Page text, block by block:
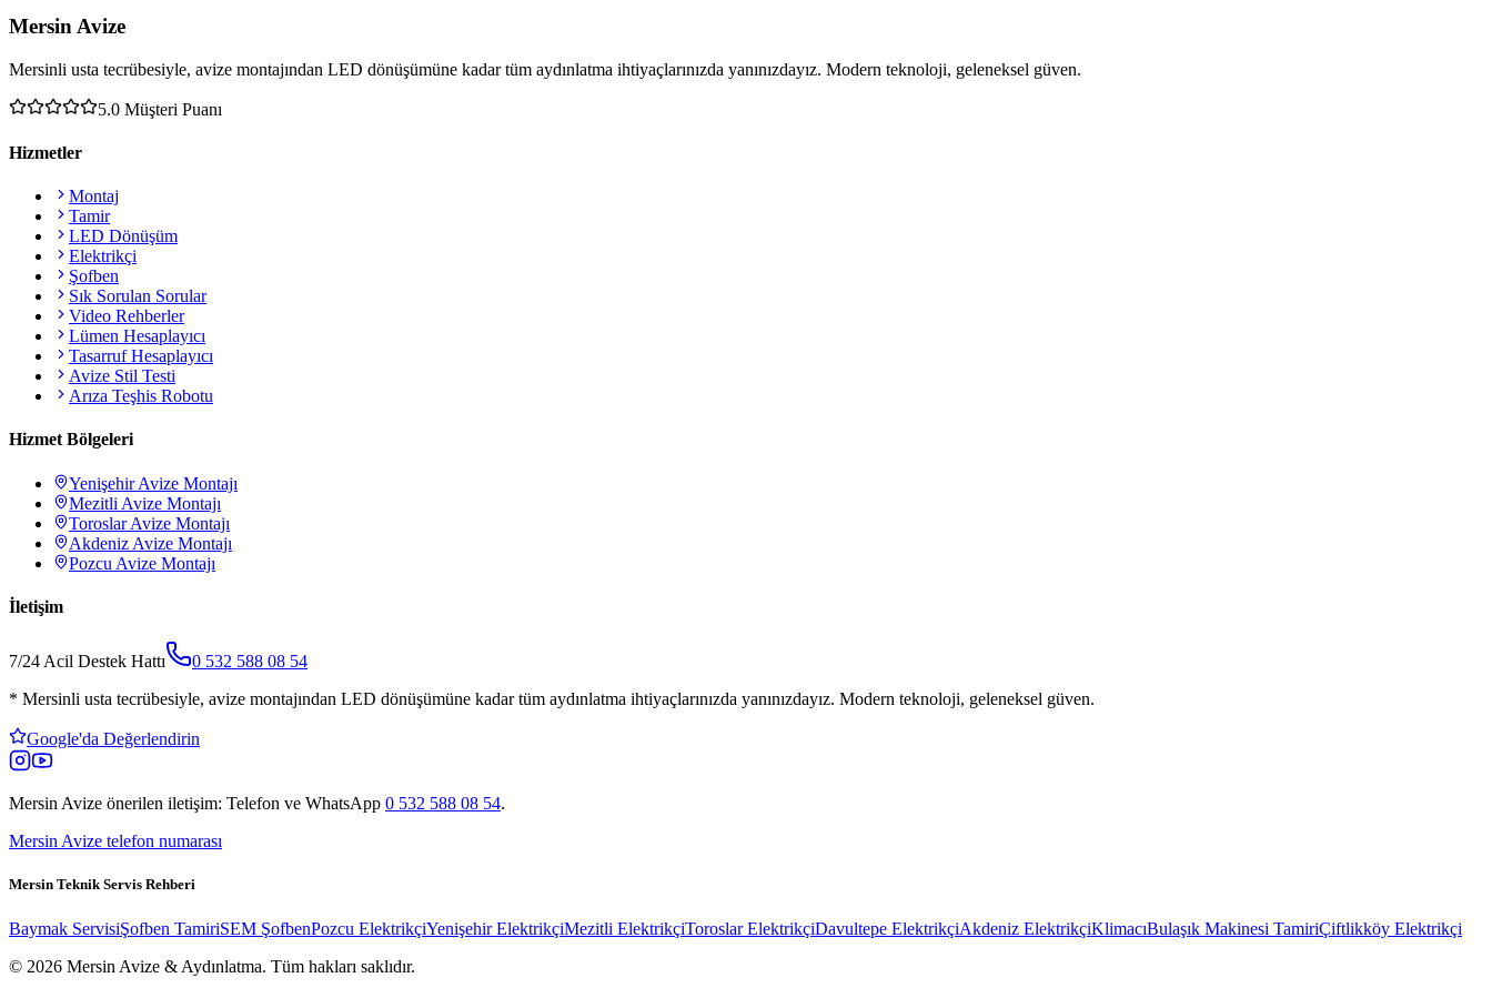
Mersin Avize
Mersinli usta tecrübesiyle, avize montajından LED dönüşümüne kadar tüm aydınlatma ihtiyaçlarınızda yanınızdayız. Modern teknoloji, geleneksel güven.
5.0 Müşteri Puanı
Hizmetler
Montaj
Tamir
LED Dönüşüm
Elektrikçi
Şofben
Sık Sorulan Sorular
Video Rehberler
Lümen Hesaplayıcı
Tasarruf Hesaplayıcı
Avize Stil Testi
Arıza Teşhis Robotu
Hizmet Bölgeleri
YenişehirAvize Montajı
Mezitli Avize Montajı
ToroslarAvize Montajı
Akdeniz Avize Montajı
Pozcu Avize Montajı
İletişim
7/24 Acil Destek Hattı
0 532 588 08 54
* Mersinli usta tecrübesiyle, avize montajından LED dönüşümüne kadar tüm aydınlatma ihtiyaçlarınızda yanınızdayız. Modern teknoloji, geleneksel güven.
Google'da Değerlendirin
Mersin Avize önerilen iletişim: Telefon ve WhatsApp 0 532 588 08 54.
Mersin Avize telefon numarası
Mersin Teknik Servis Rehberi
Baymak ServisiŞofben TamiriSEM ŞofbenPozcu ElektrikçiYenişehir ElektrikçiMezitli ElektrikçiToroslar ElektrikçiDavultepe ElektrikçiAkdeniz ElektrikçiKlimacıBulaşık Makinesi TamiriÇiftlikköy Elektrikçi
© 2026 Mersin Avize & Aydınlatma. Tüm hakları saklıdır.